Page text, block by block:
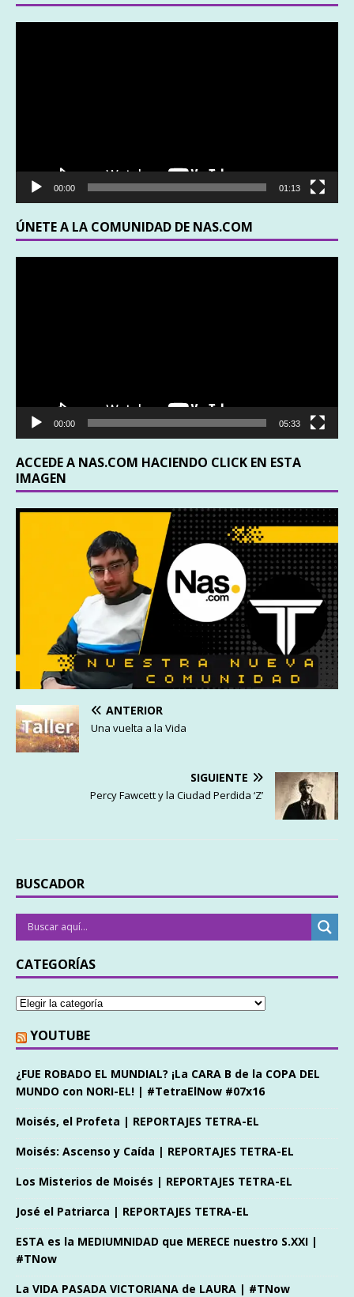
00:00 01:13
ÚNETE A LA COMUNIDAD DE NAS.COM
00:00 05:33
ACCEDE A NAS.COM HACIENDO CLICK EN ESTA
IMAGEN
ANTERIOR
Una vuelta a la Vida
SIGUIENTE
Percy Fawcett y la Ciudad Perdida ‘Z’
BUSCADOR
CATEGORÍAS
YOUTUBE
¿FUE ROBADO EL MUNDIAL? ¡La CARA B de la COPA DEL
MUNDO con NORI-EL! | #TetraElNow #07x16
Moisés, el Profeta | REPORTAJES TETRA-EL
Moisés: Ascenso y Caída | REPORTAJES TETRA-EL
Los Misterios de Moisés | REPORTAJES TETRA-EL
José el Patriarca | REPORTAJES TETRA-EL
ESTA es la MEDIUMNIDAD que MERECE nuestro S.XXI |
#TNow
La VIDA PASADA VICTORIANA de LAURA | #TNow